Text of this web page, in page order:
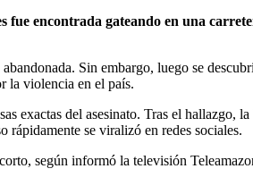
encontrada gateando en una
Sin embargo, luego se
la violencia en el país.
exactas del asesinato. Tras el hallazgo,
rápidamente se viralizó en redes sociales.
según informó la televisión